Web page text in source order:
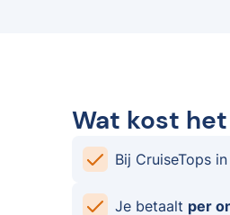
Wat kost
Bij CruiseTops
Je betaalt per